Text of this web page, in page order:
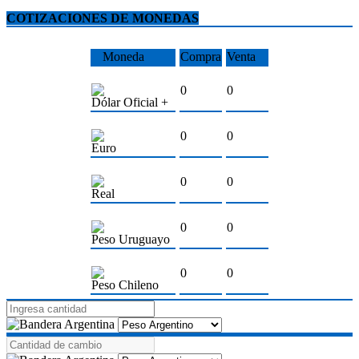
COTIZACIONES DE MONEDAS
Moneda Compra Venta
Dólar Oficial +
0 0
Euro
0 0
Real
0 0
Peso Uruguayo
0 0
Peso Chileno
0 0